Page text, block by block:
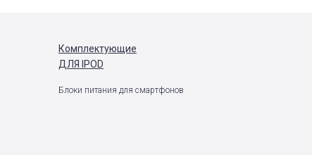
Комплектующие
ДЛЯ IPOD
Блоки питания для смартфонов